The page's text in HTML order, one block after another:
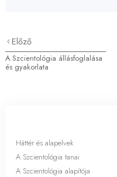
Előző
A Szcientológia állásfoglalása
és gyakorlata
Háttér és alapelvek
A Szcientológia tanai
A Szcientológia alapítója